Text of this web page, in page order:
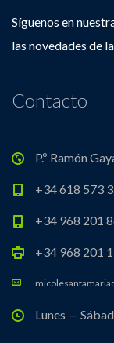
Síguenos en
las novedades de
Contacto
P.º Ramón
+34 618 573
+34 968 201
+34 968 201
Lunes —